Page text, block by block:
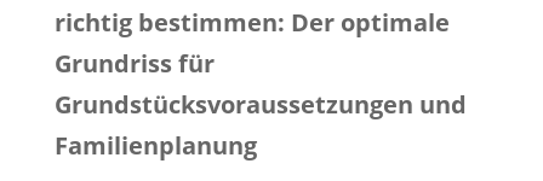
richtig bestimmen: Der optimale
Grundriss für
Grundstücksvoraussetzungen und
Familienplanung